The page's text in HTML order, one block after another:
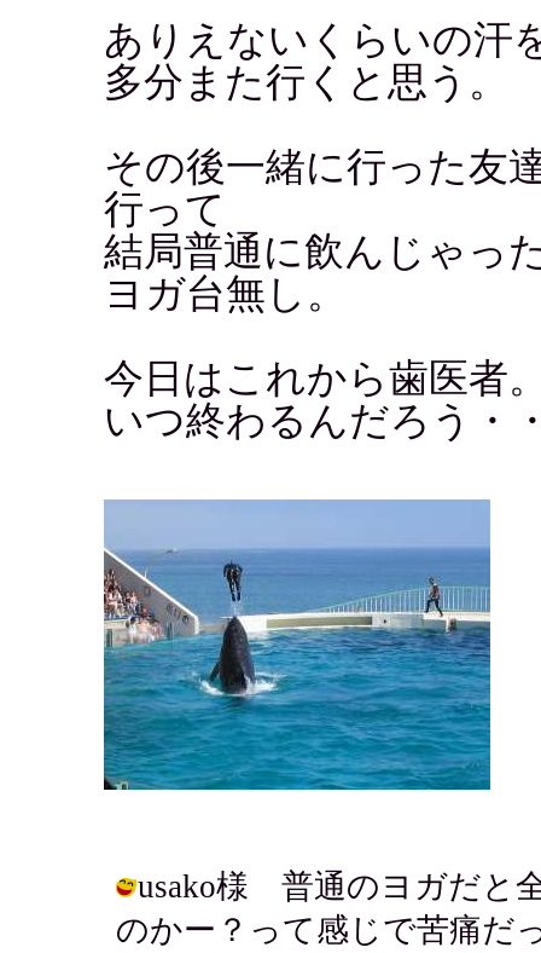
ありえないくらいの汗
多分また行くと思う。
その後一緒に行った友
行って
結局普通に飲んじゃっ
ヨガ台無し。
今日はこれから歯医者
いつ終わるんだろう・
usako様 普通のヨガだと
のかー？って感じで苦痛だ